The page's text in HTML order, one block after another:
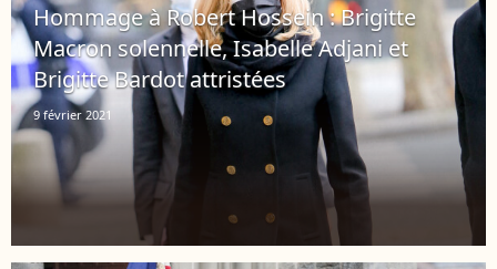
Hommage à Robert Hossein : Brigitte
Macron solennelle, Isabelle Adjani et
Brigitte Bardot attristées
9 février 2021